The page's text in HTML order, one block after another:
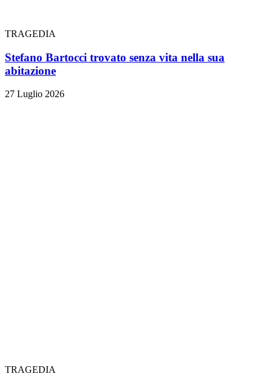
TRAGEDIA
Stefano Bartocci trovato senza vita nella sua
abitazione
27 Luglio 2026
TRAGEDIA